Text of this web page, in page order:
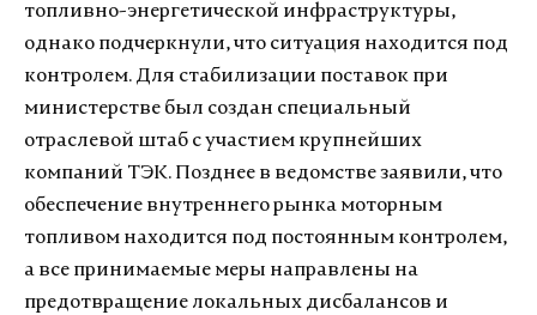
топливно-энергетической инфраструктуры,
однако подчеркнули, что ситуация находится под
контролем. Для стабилизации поставок при
министерстве был создан специальный
отраслевой штаб с участием крупнейших
компаний ТЭК. Позднее в ведомстве заявили, что
обеспечение внутреннего рынка моторным
топливом находится под постоянным контролем,
а все принимаемые меры направлены на
предотвращение локальных дисбалансов и